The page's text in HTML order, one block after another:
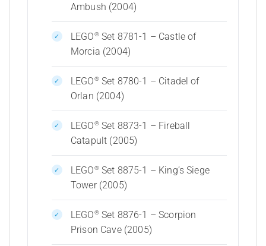
Ambush (2004)
LEGO®Set 8781-1 – Castle of
Morcia (2004)
LEGO®Set 8780-1 – Citadel of
Orlan (2004)
LEGO®Set 8873-1 – Fireball
Catapult (2005)
LEGO®Set 8875-1 – King’s Siege
Tower (2005)
LEGO®Set 8876-1 – Scorpion
Prison Cave (2005)